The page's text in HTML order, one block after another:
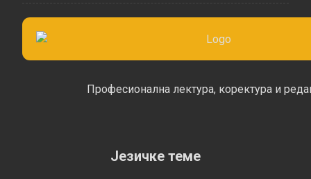
Професионална лектура, коректура и
Језичке теме